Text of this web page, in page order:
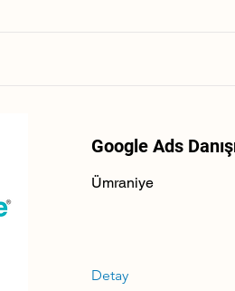
Google Ads
Ümraniye
Detay